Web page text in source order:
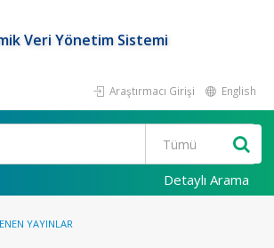
Veri Yönetim Sistemi
Araştırmacı Girişi English
Detaylı Arama
YAYINLAR